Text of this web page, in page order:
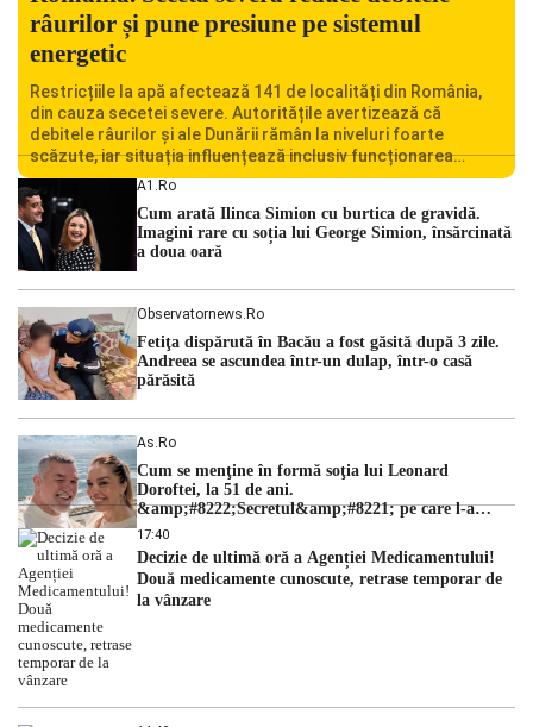
râurilor și pune presiune pe sistemul
energetic
Restricțiile la apă afectează 141 de localități din România,
din cauza secetei severe. Autoritățile avertizează că
debitele râurilor și ale Dunării rămân la niveluri foarte
scăzute, iar situația influențează inclusiv funcționarea
Centralei Nucleare de la Cernavodă. România se confruntă
cu una dintre cele mai dificile perioade din punct de vedere
hidrologic din ultimii ani. Lipsa […]
A1.ro
Cum arată Ilinca Simion cu burtica de gravidă.
Imagini rare cu soția lui George Simion, însărcinată
a doua oară
Observatornews.ro
Fetiţa dispărută în Bacău a fost găsită după 3 zile.
Andreea se ascundea într-un dulap, într-o casă
părăsită
As.ro
Cum se menţine în formă soţia lui Leonard
Doroftei, la 51 de ani.
&amp;#8222;Secretul&amp;#8221; pe care l-a
dezvăluit
17:40
Decizie de ultimă oră a Agenției Medicamentului!
Două medicamente cunoscute, retrase temporar de
la vânzare